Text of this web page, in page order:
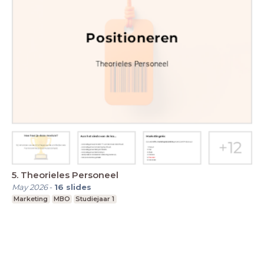
5. Theorieles Personeel
May 2026- 16 slides
Marketing MBO Studiejaar 1